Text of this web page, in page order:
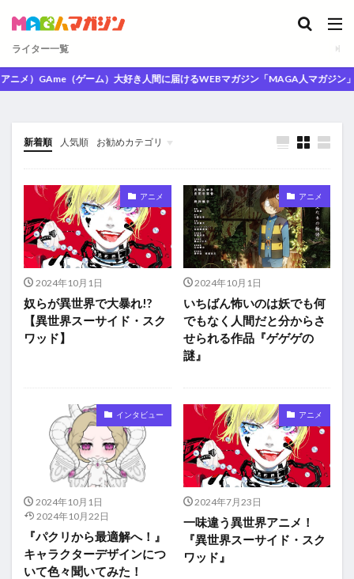
ライター一覧
（ゲーム）大好き人間に届けるWEBマガジン「MAGA人マガジン」
新着順 人気順 お勧めカテゴリ
未分類
アニメ
2024年10月1日
奴らが異世界で大暴れ!?
【異世界スーサイド・スク
ワッド】
アニメ
2024年10月1日
いちばん怖いのは妖でも何
でもなく人間だと分からさ
せられる作品『ゲゲゲの
謎』
インタビュー
2024年10月1日
2024年10月22日
『パクリから最適解へ！』
キャラクターデザインにつ
いて色々聞いてみた！
アニメ
2024年7月23日
一味違う異世界アニメ！
『異世界スーサイド・スク
ワッド』